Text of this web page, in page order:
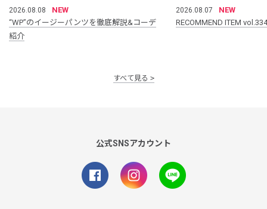
2026.08.08
NEW
“WP”のイージーパンツを徹底解説&コーデ
紹介
2026.08.07
NEW
RECOMMEND ITEM vol.334
すべて見る
公式SNSアカウント